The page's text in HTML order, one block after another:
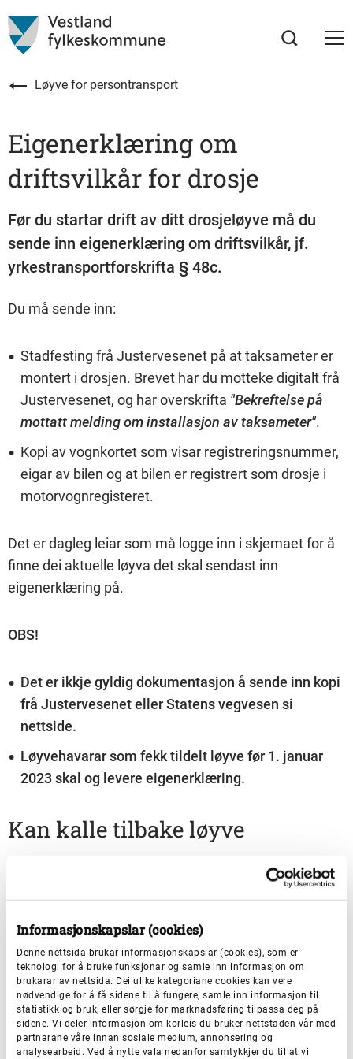
Informasjonskapslar (cookies)
Denne nettsida brukar informasjonskapslar (cookies), som er
teknologi for å bruke funksjonar og samle inn informasjon om
brukarar av nettsida. Dei ulike kategoriane cookies kan vere
nødvendige for å få sidene til å fungere, samle inn informasjon til
statistikk og bruk, eller sørgje for marknadsføring tilpassa deg på
sidene. Vi deler informasjon om korleis du bruker nettstaden vår med
partnarane våre innan sosiale medium, annonsering og
analysearbeid. Ved å nytte vala nedanfor samtykkjer du til at vi
Løyve for persontransport
Eigenerklæring om
driftsvilkår for drosje
Før du startar drift av ditt drosjeløyve må du
sende inn eigenerklæring om driftsvilkår, jf.
yrkestransportforskrifta § 48c.
Du må sende inn:
Stadfesting frå Justervesenet på at taksameter er
montert i drosjen. Brevet har du motteke digitalt frå
Justervesenet, og har overskrifta "Bekreftelse på
mottatt melding om installasjon av taksameter".
Kopi av vognkortet som visar registreringsnummer,
eigar av bilen og at bilen er registrert som drosje i
motorvognregisteret.
Det er dagleg leiar som må logge inn i skjemaet for å
finne dei aktuelle løyva det skal sendast inn
eigenerklæring på.
OBS!
Det er ikkje gyldig dokumentasjon å sende inn kopi
frå Justervesenet eller Statens vegvesen si
nettside.
Løyvehavarar som fekk tildelt løyve før 1. januar
2023 skal og levere eigenerklæring.
Kan kalle tilbake løyve
Løyvestyresmakta kan kalle tilbake løyve når
løyvehavaren ikkje fyller dei krava som er sette i
forskrifter og vilkår som gjeld for å drive verksemda, jf.
yrkestransportlova § 29 første ledd.